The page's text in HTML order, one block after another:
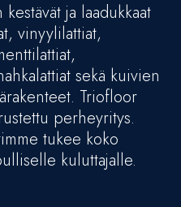
ja laadukkaat
vinyylilattiat,
sekä kuivien
Triofloor
perheyritys.
tukee koko
kuluttajalle.